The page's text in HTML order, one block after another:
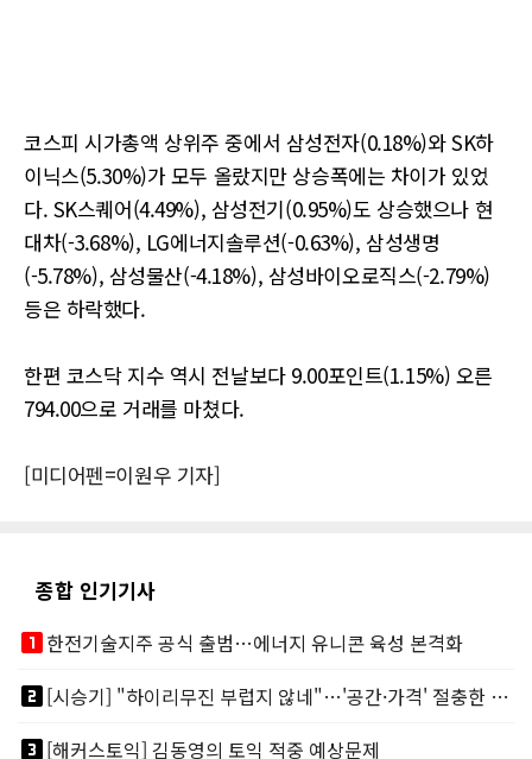
코스피 시가총액 상위주 중에서 삼성전자(0.18%)와 SK하
이닉스(5.30%)가 모두 올랐지만 상승폭에는 차이가 있었
다. SK스퀘어(4.49%), 삼성전기(0.95%)도 상승했으나 현
대차(-3.68%), LG에너지솔루션(-0.63%), 삼성생명
(-5.78%), 삼성물산(-4.18%), 삼성바이오로직스(-2.79%)
등은 하락했다.
한편 코스닥 지수 역시 전날보다 9.00포인트(1.15%) 오른
794.00으로 거래를 마쳤다.
[미디어펜=이원우 기자]
종합 인기기사
looks_one한전기술지주 공식 출범…에너지 유니콘 육성 본격화
looks_two
[시승기] "하이리무진 부럽지 않네"…'공간·가격' 절충한 카니발 하이루프
looks_3[해커스토익] 김동영의 토익 적중 예상문제